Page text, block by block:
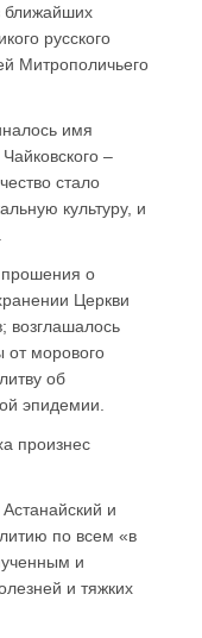
ближайших
русского
Митрополичьего
имя
–
стало
культуру, и
прошения о
Церкви
возглашалось
от морового
об
эпидемии.
произнес
и
по всем «в
и
и тяжких